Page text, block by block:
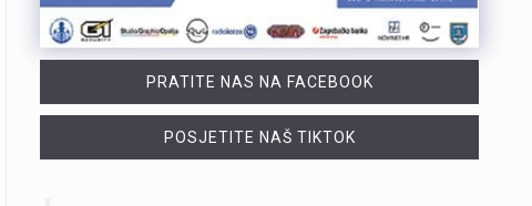
PRATITE NAS NA FACEBOOK
POSJETITE NAŠ TIKTOK